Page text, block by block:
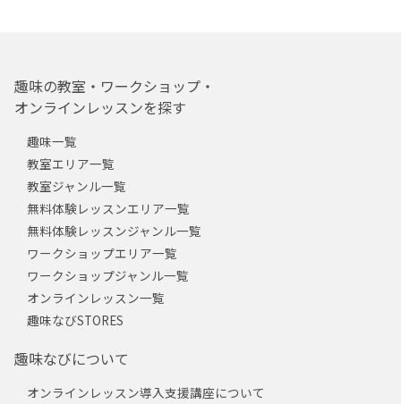
趣味の教室・ワークショップ・
オンラインレッスンを探す
趣味一覧
教室エリア一覧
教室ジャンル一覧
無料体験レッスンエリア一覧
無料体験レッスンジャンル一覧
ワークショップエリア一覧
ワークショップジャンル一覧
オンラインレッスン一覧
趣味なびSTORES
趣味なびについて
オンラインレッスン導入支援講座について